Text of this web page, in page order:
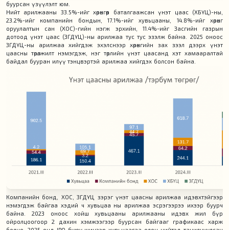
буурсан үзүүлэлт юм.
Нийт арилжааны 33.5%-ийг хөрөнгөөр баталгаажсан үнэт цаас (ХБҮЦ)-ны,
23.2%-ийг компанийн бондын, 17.1%-ийг хувьцааны, 14.8%-ийг хөрөнгө
оруулалтын сан (ХОС)-гийн нэгж эрхийн, 11.4%-ийг Засгийн газрын
дотоод үнэт цаас (ЗГДҮЦ)-ны арилжаа тус тус эзэлж байна. 2025 оноос
ЗГДҮЦ-ны арилжаа хийгдэж эхэлснээр хөрөнгийн зах зээл дээрх үнэт
цаасны төрөлжилт нэмэгдэж, нэг төрлийн үнэт цаасанд хэт хамааралтай
байдал бууран илүү тэнцвэртэй арилжаа хийгдэх болсон байна.
Компанийн бонд, ХОС, ЗГДҮЦ зэрэг үнэт цаасны арилжаа идэвхтэйгээр
нэмэгдэж байгаа хэдий ч хувьцаа ны арилжаа эсрэгээрээ ихээр буурч
байна. 2023 оноос хойш хувьцааны арилжааны идэвх жил бүр
ойролцоогоор 2 дахин хэмжээгээр буурсан байгааг графикаас харж